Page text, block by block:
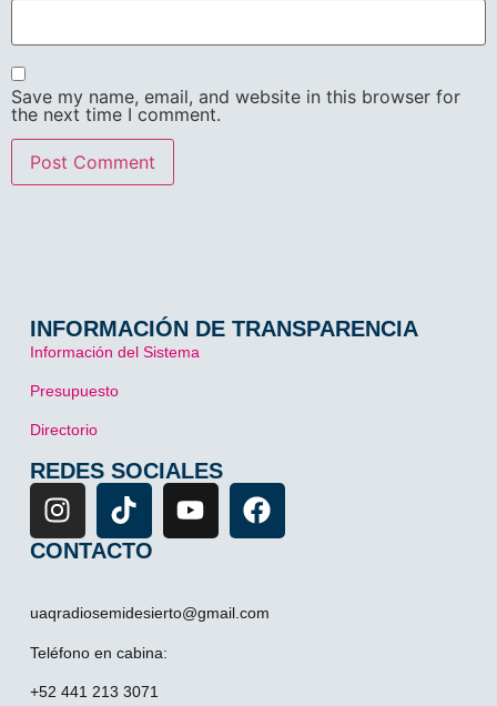
Save my name, email, and website in this browser for
the next time I comment.
INFORMACIÓN DE TRANSPARENCIA
Información del Sistema
Presupuesto
Directorio
REDES SOCIALES
CONTACTO
uaqradiosemidesierto@gmail.com
Teléfono en cabina:
+52 441 213 3071